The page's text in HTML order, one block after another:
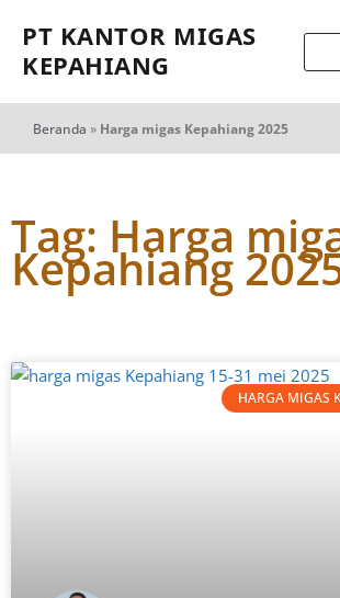
PT KANTOR MIGAS
KEPAHIANG
Beranda » Harga migas Kepahiang 2025
Tag: Harga
Kepahiang
HARGA MIGAS